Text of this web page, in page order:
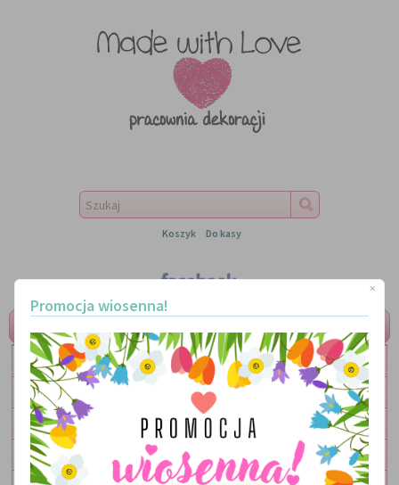
Koszyk Do kasy
LITERKI
TABLICZKI
OBRAZKI
LAMPKI
×
Promocja wiosenna!